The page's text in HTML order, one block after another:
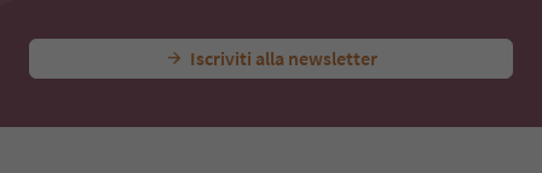
Iscriviti alla newsletter